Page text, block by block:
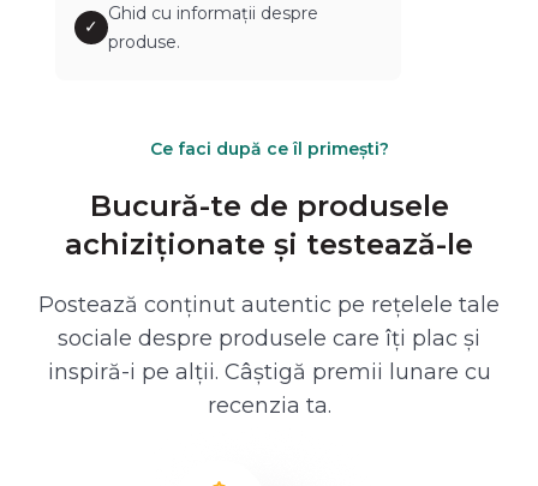
✓
Ghid cu informații despre
produse.
Ce faci după ce îl primești?
Bucură-te de produsele
achiziționate și testează-le
Postează conținut autentic pe rețelele tale
sociale despre produsele care îți plac și
inspiră-i pe alții. Câștigă premii lunare cu
recenzia ta.